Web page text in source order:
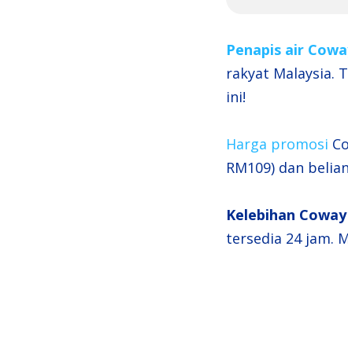
Penapis air
rakyat Malaysia.
ini!
Harga promosi
RM109) dan
Kelebihan
tersedia 24 jam.